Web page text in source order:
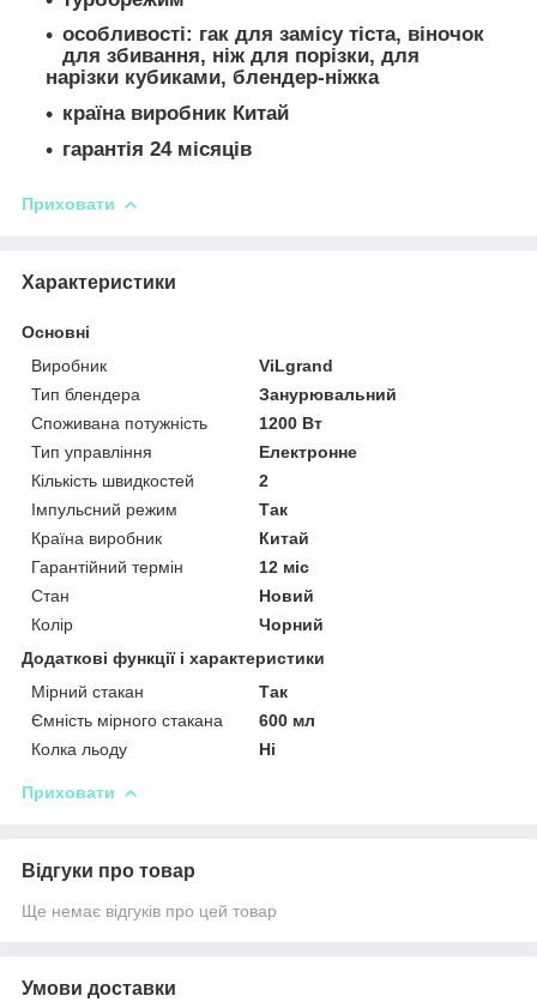
особливості: гак для замісу тіста, віночок
для збивання, ніж для порізки, для
нарізки кубиками, блендер-ніжка
країна виробник Китай
гарантія 24 місяців
Приховати
Характеристики
Основні
Виробник
ViLgrand
Тип блендера
Занурювальний
Споживана потужність
1200 Вт
Тип управління
Електронне
Кількість швидкостей
2
Імпульсний режим
Так
Країна виробник
Китай
Гарантійний термін
12 міс
Стан
Новий
Колір
Чорний
Додаткові функції і характеристики
Мірний стакан
Так
Ємність мірного стакана
600 мл
Колка льоду
Ні
Приховати
Відгуки про товар
Ще немає відгуків про цей товар
Умови доставки